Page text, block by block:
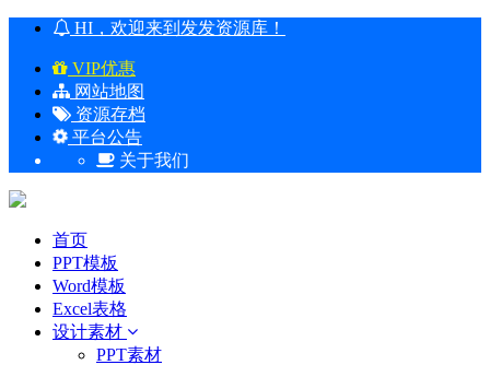
HI，欢迎来到发发资源库！
VIP优惠
网站地图
资源存档
平台公告
关于我们
首页
PPT模板
Word模板
Excel表格
设计素材
PPT素材